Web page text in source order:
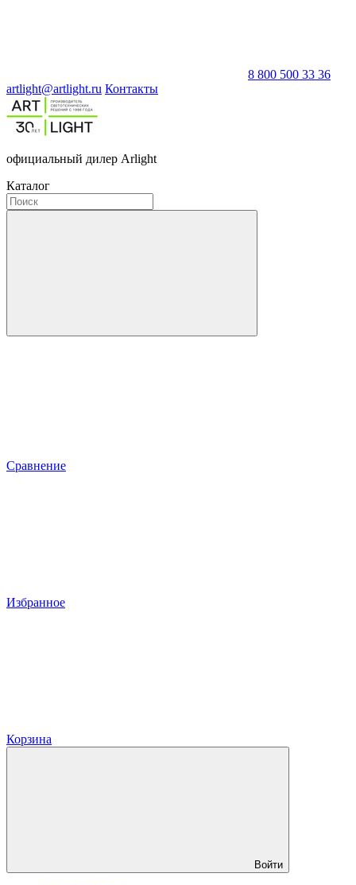
8 800 500 33 36
artlight@artlight.ru Контакты
официальный дилер Arlight
Каталог
Сравнение
Избранное
Корзина
Войти